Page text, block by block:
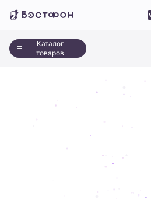
Каталог
товаров